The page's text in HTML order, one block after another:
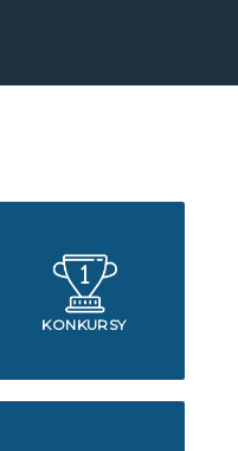
KONKURSY